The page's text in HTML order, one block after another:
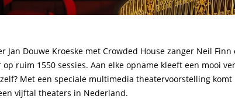
Jan Douwe Kroeske met Crowded House zanger Neil
ruim 1550 sessies. Aan elke opname kleeft een mooi
Met een speciale multimedia theatervoorstelling
vijftal theaters in Nederland.